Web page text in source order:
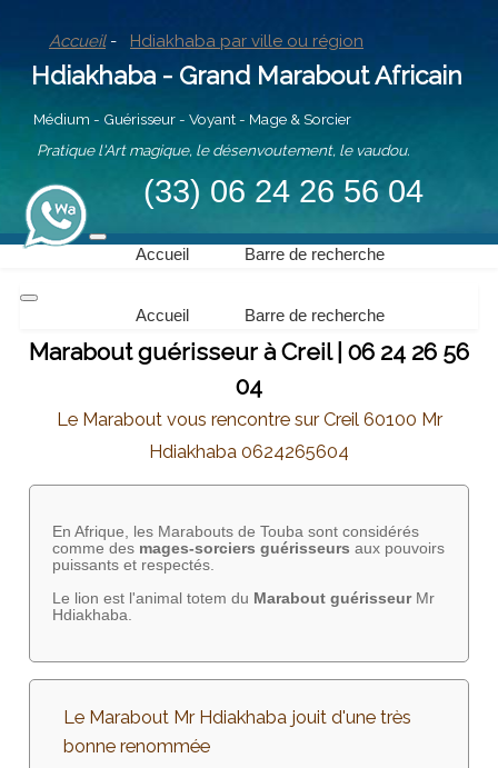
Accueil - Hdiakhaba par ville ou région
Hdiakhaba - Grand Marabout Africain
Médium - Guérisseur - Voyant - Mage & Sorcier
Pratique l'Art magique, le désenvoutement, le vaudou.
(33) 06 24 26 56 04
Accueil Barre de recherche
Accueil Barre de recherche
Marabout guérisseur à Creil | 06 24 26 56
04
Le Marabout vous rencontre sur Creil 60100 Mr
Hdiakhaba 0624265604
En Afrique, les Marabouts de Touba sont considérés
comme des mages-sorciers guérisseurs aux pouvoirs
puissants et respectés.
Le lion est l'animal totem du Marabout guérisseurMr
Hdiakhaba.
Le Marabout Mr Hdiakhaba jouit d'une très
bonne renommée